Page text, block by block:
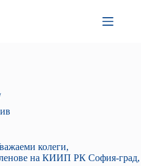
колеги,
на КИИП РК София-град,